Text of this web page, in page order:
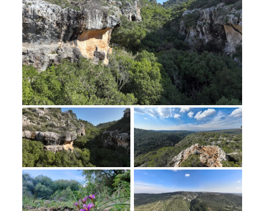
מחנות קיץ
מחנות קיץ
חופשות בבתי ספר שדה
ארץ אהבתי – קבוצות טיולים למבוגרים